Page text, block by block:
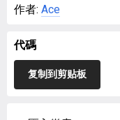
作者: Ace
代碼
复制到剪贴板